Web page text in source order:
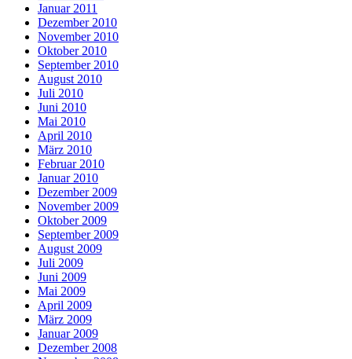
Januar 2011
Dezember 2010
November 2010
Oktober 2010
September 2010
August 2010
Juli 2010
Juni 2010
Mai 2010
April 2010
März 2010
Februar 2010
Januar 2010
Dezember 2009
November 2009
Oktober 2009
September 2009
August 2009
Juli 2009
Juni 2009
Mai 2009
April 2009
März 2009
Januar 2009
Dezember 2008